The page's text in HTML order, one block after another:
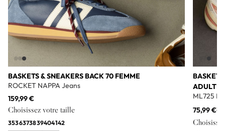
BASKETS & SNEAKERS BACK 70 FEMME
ROCKET NAPPA Jeans
159,99 €
Choisissez votre taille
3536373839404142
ADULTE
ML725
75,99 €